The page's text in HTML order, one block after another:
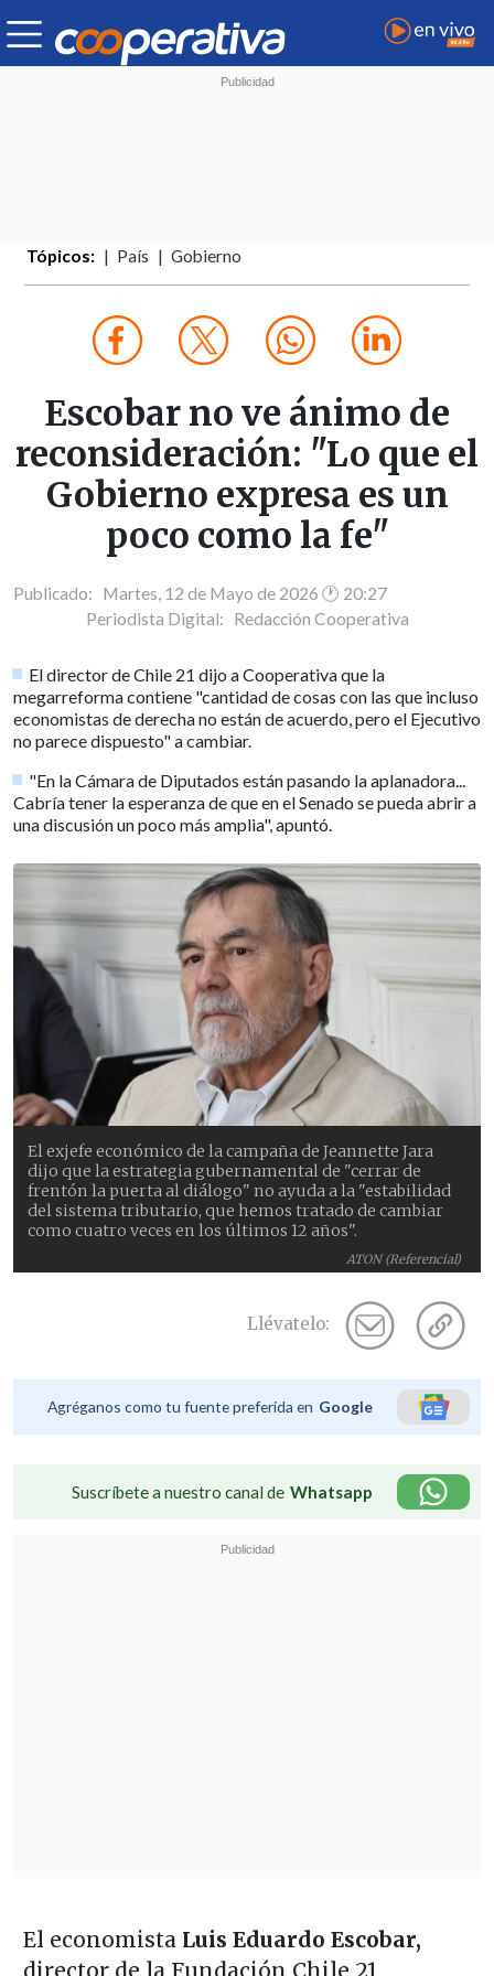
Tópicos: País Gobierno
Escobar no ve ánimo de
reconsideración: "Lo que el
Gobierno expresa es un
poco como la fe"
Publicado: Martes, 12 de Mayo de 2026 🕐 20:27
Periodista Digital: Redacción Cooperativa
El director de Chile 21 dijo a Cooperativa que la
megarreforma contiene "cantidad de cosas con las que incluso
economistas de derecha no están de acuerdo, pero el Ejecutivo
no parece dispuesto" a cambiar.
"En la Cámara de Diputados están pasando la aplanadora...
Cabría tener la esperanza de que en el Senado se pueda abrir a
una discusión un poco más amplia", apuntó.
ATON (Referencial)
El exjefe económico de la campaña de Jeannette Jara
dijo que la estrategia gubernamental de "cerrar de
frentón la puerta al diálogo" no ayuda a la "estabilidad
del sistema tributario, que hemos tratado de cambiar
como cuatro veces en los últimos 12 años".
Llévatelo:
Agréganos como tu fuente preferida en Google
Suscríbete a nuestro canal de Whatsapp
El economista Luis Eduardo Escobar,
director de la Fundación Chile 21,